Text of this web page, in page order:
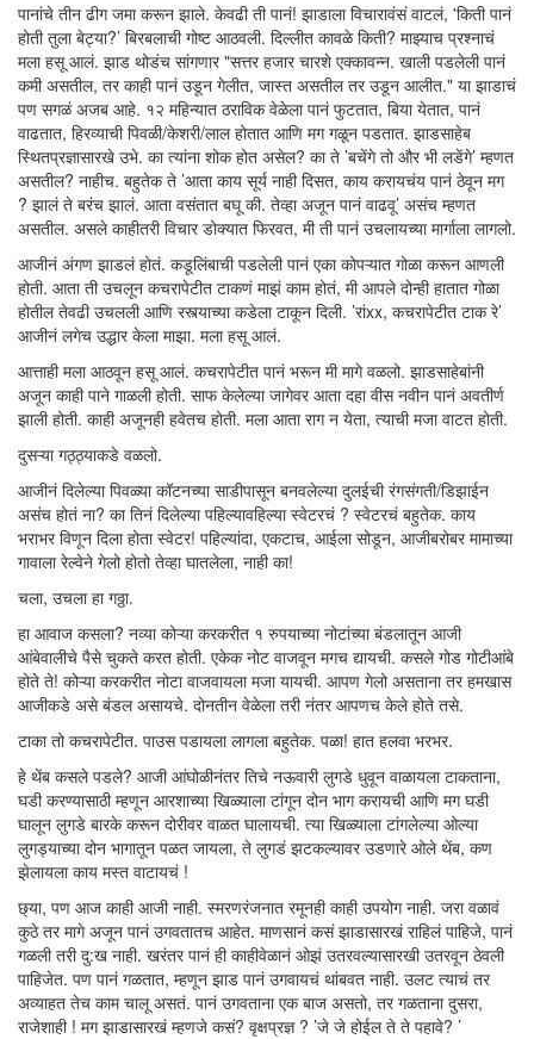
पानांचे तीन ढीग जमा करून झाले. केवढी ती पानं! झाडाला विचारावंसं वाटलं, 'किती पानं
होती तुला बेट्या?’ बिरबलाची गोष्ट आठवली. दिल्लीत कावळे किती? माझ्याच प्रश्नाचं
मला हसू आलं. झाड थोडंच सांगणार "सत्तर हजार चारशे एक्कावन्न. खाली पडलेली पानं
कमी असतील, तर काही पानं उडून गेलीत, जास्त असतील तर उडून आलीत." या झाडाचं
पण सगळं अजब आहे. १२ महिन्यात ठराविक वेळेला पानं फुटतात, बिया येतात, पानं
वाढतात, हिरव्याची पिवळी/केशरी/लाल होतात आणि मग गळून पडतात. झाडसाहेब
स्थितप्रज्ञासारखे उभे. का त्यांना शोक होत असेल? का ते ’बचेंगे तो और भी लडेंगे’ म्हणत
असतील? नाहीच. बहुतेक ते ’आता काय सूर्य नाही दिसत, काय करायचंय पानं ठेवून मग
? झालं ते बरंच झालं. आता वसंतात बघू की. तेव्हा अजून पानं वाढवू’ असंच म्हणत
असतील. असले काहीतरी विचार डोक्यात फिरवत, मी ती पानं उचलायच्या मार्गाला लागलो.
आजीनं अंगण झाडलं होतं. कडूलिंबाची पडलेली पानं एका कोपऱ्यात गोळा करून आणली
होती. आता ती उचलून कचरापेटीत टाकणं माझं काम होतं, मी आपले दोन्ही हातात गोळा
होतील तेवढी उचलली आणि रस्त्याच्या कडेला टाकून दिली. ’रांxx, कचरापेटीत टाक रे’
आजीनं लगेच उद्धार केला माझा. मला हसू आलं.
आत्ताही मला आठवून हसू आलं. कचरापेटीत पानं भरून मी मागे वळलो. झाडसाहेबांनी
अजून काही पाने गाळली होती. साफ केलेल्या जागेवर आता दहा वीस नवीन पानं अवतीर्ण
झाली होती. काही अजूनही हवेतच होती. मला आता राग न येता, त्याची मजा वाटत होती.
दुसऱ्या गठ्ठ्याकडे वळलो.
आजीनं दिलेल्या पिवळ्या कॉटनच्या साडीपासून बनवलेल्या दुलईची रंगसंगती/डिझाईन
असंच होतं ना? का तिनं दिलेल्या पहिल्यावहिल्या स्वेटरचं ? स्वेटरचं बहुतेक. काय
भराभर विणून दिला होता स्वेटर! पहिल्यांदा, एकटाच, आईला सोडून, आजीबरोबर मामाच्या
गावाला रेल्वेने गेलो होतो तेव्हा घातलेला, नाही का!
चला, उचला हा गठ्ठा.
हा आवाज कसला? नव्या कोऱ्या करकरीत १ रुपयाच्या नोटांच्या बंडलातून आजी
आंबेवालीचे पैसे चुकते करत होती. एकेक नोट वाजवून मगच द्यायची. कसले गोड गोटीआंबे
होते ते! कोऱ्या करकरीत नोटा वाजवायला मजा यायची. आपण गेलो असताना तर हमखास
आजीकडे असे बंडल असायचे. दोनतीन वेळेला तरी नंतर आपणच केले होते तसे.
टाका तो कचरापेटीत. पाउस पडायला लागला बहुतेक. पळा! हात हलवा भरभर.
हे थेंब कसले पडले? आजी आंघोळीनंतर तिचे नऊवारी लुगडे धुवून वाळायला टाकताना,
घडी करण्यासाठी म्हणून आरशाच्या खिळ्याला टांगून दोन भाग करायची आणि मग घडी
घालून लुगडे बारके करून दोरीवर वाळत घालायची. त्या खिळ्याला टांगलेल्या ओल्या
लुगड्याच्या दोन भागातून पळत जायला, ते लुगडं झटकल्यावर उडणारे ओले थेंब, कण
झेलायला काय मस्त वाटायचं !
छ्या, पण आज काही आजी नाही. स्मरणरंजनात रमूनही काही उपयोग नाही. जरा वळावं
कुठे तर मागे अजून पानं उगवतातच आहेत. माणसानं कसं झाडासारखं राहिलं पाहिजे, पानं
गळली तरी दु:ख नाही. खरंतर पानं ही काहीवेळानं ओझं उतरवल्यासारखी उतरवून ठेवली
पाहिजेत. पण पानं गळतात, म्हणून झाड पानं उगवायचं थांबवत नाही. उलट त्याचं तर
अव्याहत तेच काम चालू असतं. पानं उगवताना एक बाज असतो, तर गळताना दुसरा,
राजेशाही ! मग झाडासारखं म्हणजे कसं? वृक्षप्रज्ञ ? ’जे जे होईल ते ते पहावे? ’